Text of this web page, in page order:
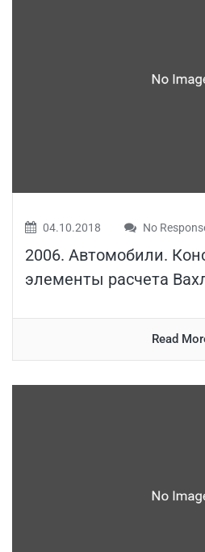
04.10.2018 No
2006. Автомобили.
элементы расчета
Read